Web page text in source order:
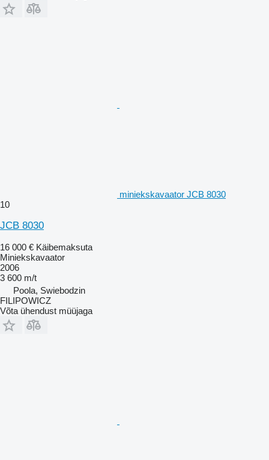
miniekskavaator JCB 8030
10
JCB 8030
16 000 € Käibemaksuta
Miniekskavaator
2006
3 600 m/t
Poola, Swiebodzin
FILIPOWICZ
Võta ühendust müüjaga